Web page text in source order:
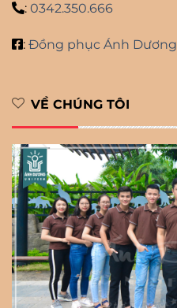
: 0342.350.666
: Đồng phục Ánh Dương
VỀ CHÚNG TÔI